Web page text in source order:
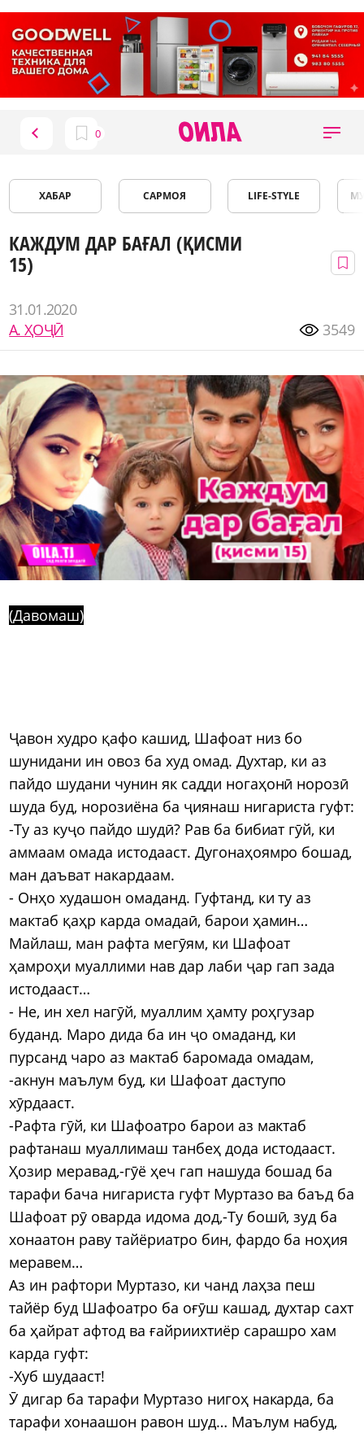
ХАБАР САРМОЯ LIFE-STYLE
КАЖДУМ ДАР БАҒАЛ (ҚИСМИ
15)
31.01.2020
А. ҲОҶӢ
3549
(Давомаш)
Ҷавон худро қафо кашид, Шафоат низ бо
шунидани ин овоз ба худ омад. Духтар, ки аз
пайдо шудани чунин як садди ногаҳонӣ норозӣ
шуда буд, норозиёна ба ҷиянаш нигариста гуфт:
-Ту аз куҷо пайдо шудӣ? Рав ба бибиат гӯй, ки
аммаам омада истодааст. Дугонаҳоямро бошад,
ман даъват накардаам.
- Онҳо худашон омаданд. Гуфтанд, ки ту аз
мактаб қаҳр карда омадаӣ, барои ҳамин…
Майлаш, ман рафта мегӯям, ки Шафоат
ҳамроҳи муаллими нав дар лаби ҷар гап зада
истодааст…
- Не, ин хел нагӯй, муаллим ҳамту роҳгузар
буданд. Маро дида ба ин ҷо омаданд, ки
пурсанд чаро аз мактаб баромада омадам,
-акнун маълум буд, ки Шафоат даступо
хӯрдааст.
-Рафта гӯй, ки Шафоатро барои аз мактаб
рафтанаш муаллимаш танбеҳ дода истодааст.
Ҳозир меравад,-гӯё ҳеч гап нашуда бошад ба
тарафи бача нигариста гуфт Муртазо ва баъд ба
Шафоат рӯ оварда идома дод,-Ту бошӣ, зуд ба
хонаатон раву тайёриатро бин, фардо ба ноҳия
меравем…
Аз ин рафтори Муртазо, ки чанд лаҳза пеш
тайёр буд Шафоатро ба оғӯш кашад, духтар сахт
ба ҳайрат афтод ва ғайриихтиёр сарашро хам
карда гуфт:
-Хуб шудааст!
Ӯ дигар ба тарафи Муртазо нигоҳ накарда, ба
тарафи хонаашон равон шуд… Маълум набуд,